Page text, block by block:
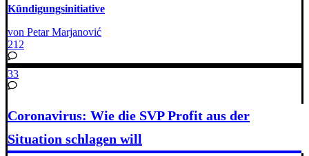
Kündigungsinitiative
von Petar Marjanović
212
33
Coronavirus: Wie die SVP Profit aus der
Situation schlagen will